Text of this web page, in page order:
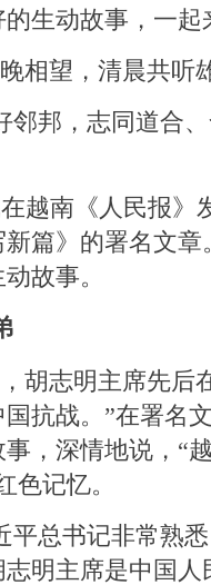
生动故事，一起
相望，清晨共听
邻邦，志同道合
越南《人民报》
篇》的署名文章
故事。
胡志明主席先后
抗战。”在署名
，深情地说，“
色记忆。
平总书记非常熟
明主席是中国